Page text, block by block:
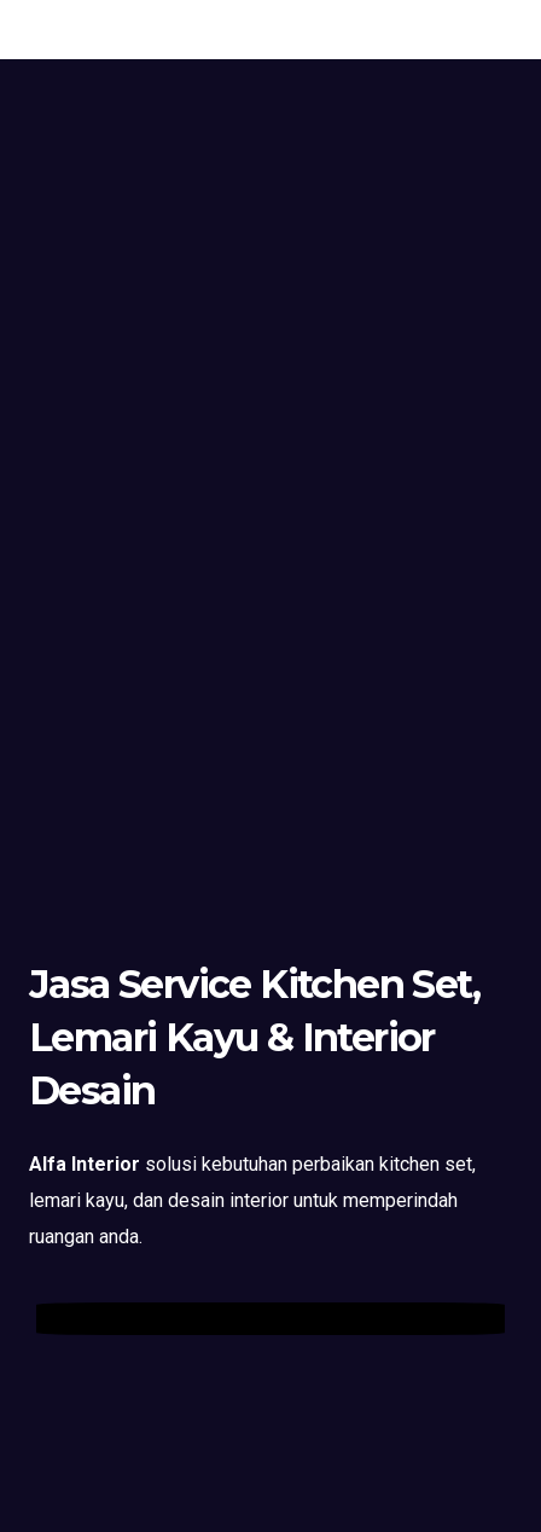
Jasa Service Kitchen Set,
Lemari Kayu & Interior
Desain
Alfa Interior solusi kebutuhan perbaikan kitchen set,
lemari kayu, dan desain interior untuk memperindah
ruangan anda.